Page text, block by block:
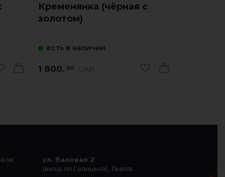
Кременянка (чёрная с
золотом)
есть в наличии
1 800. 00 UAH
ул. Валовая 2
(вход пл.Галицька), Львов